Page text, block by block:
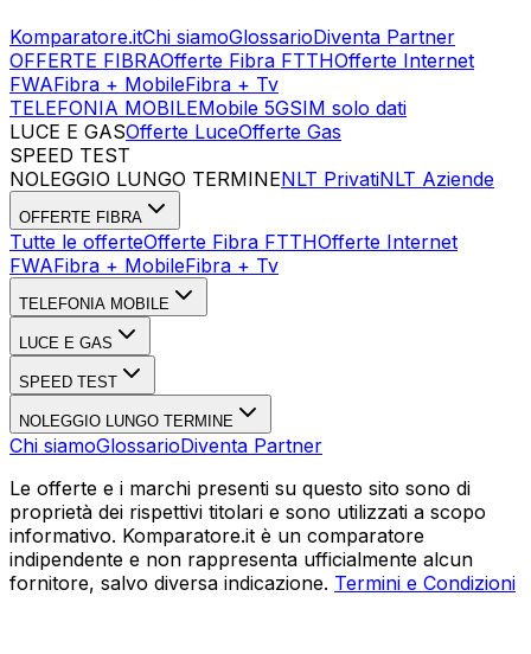
Komparatore.itChi siamoGlossarioDiventa Partner
OFFERTE FIBRAOfferte Fibra FTTHOfferte Internet
FWAFibra + MobileFibra + Tv
TELEFONIA MOBILEMobile 5GSIM solo dati
LUCE E GASOfferte LuceOfferte Gas
SPEED TEST
NOLEGGIO LUNGO TERMINENLT PrivatiNLT Aziende
OFFERTE FIBRA
Tutte le offerteOfferte Fibra FTTHOfferte Internet
FWAFibra + MobileFibra + Tv
TELEFONIA MOBILE
LUCE E GAS
SPEED TEST
NOLEGGIO LUNGO TERMINE
Chi siamoGlossarioDiventa Partner
Le offerte e i marchi presenti su questo sito sono di
proprietà dei rispettivi titolari e sono utilizzati a scopo
informativo. Komparatore.it è un comparatore
indipendente e non rappresenta ufficialmente alcun
fornitore, salvo diversa indicazione. Termini e Condizioni